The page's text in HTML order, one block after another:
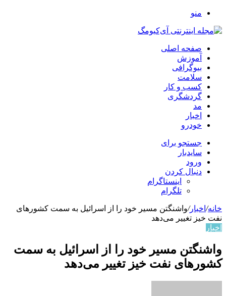
منو
صفحه اصلی
آموزش
بیوگرافی
سلامت
کسب و کار
گردشگری
مد
اخبار
خودرو
جستجو برای
سایدبار
ورود
دنبال کردن
اینستاگرام
تلگرام
خانه/ اخبار/واشنگتن مسیر خود را از اسرائیل به سمت کشورهای
نفت خیز تغییر می‌دهد
اخبار
واشنگتن مسیر خود را از اسرائیل به سمت
کشورهای نفت خیز تغییر می‌دهد